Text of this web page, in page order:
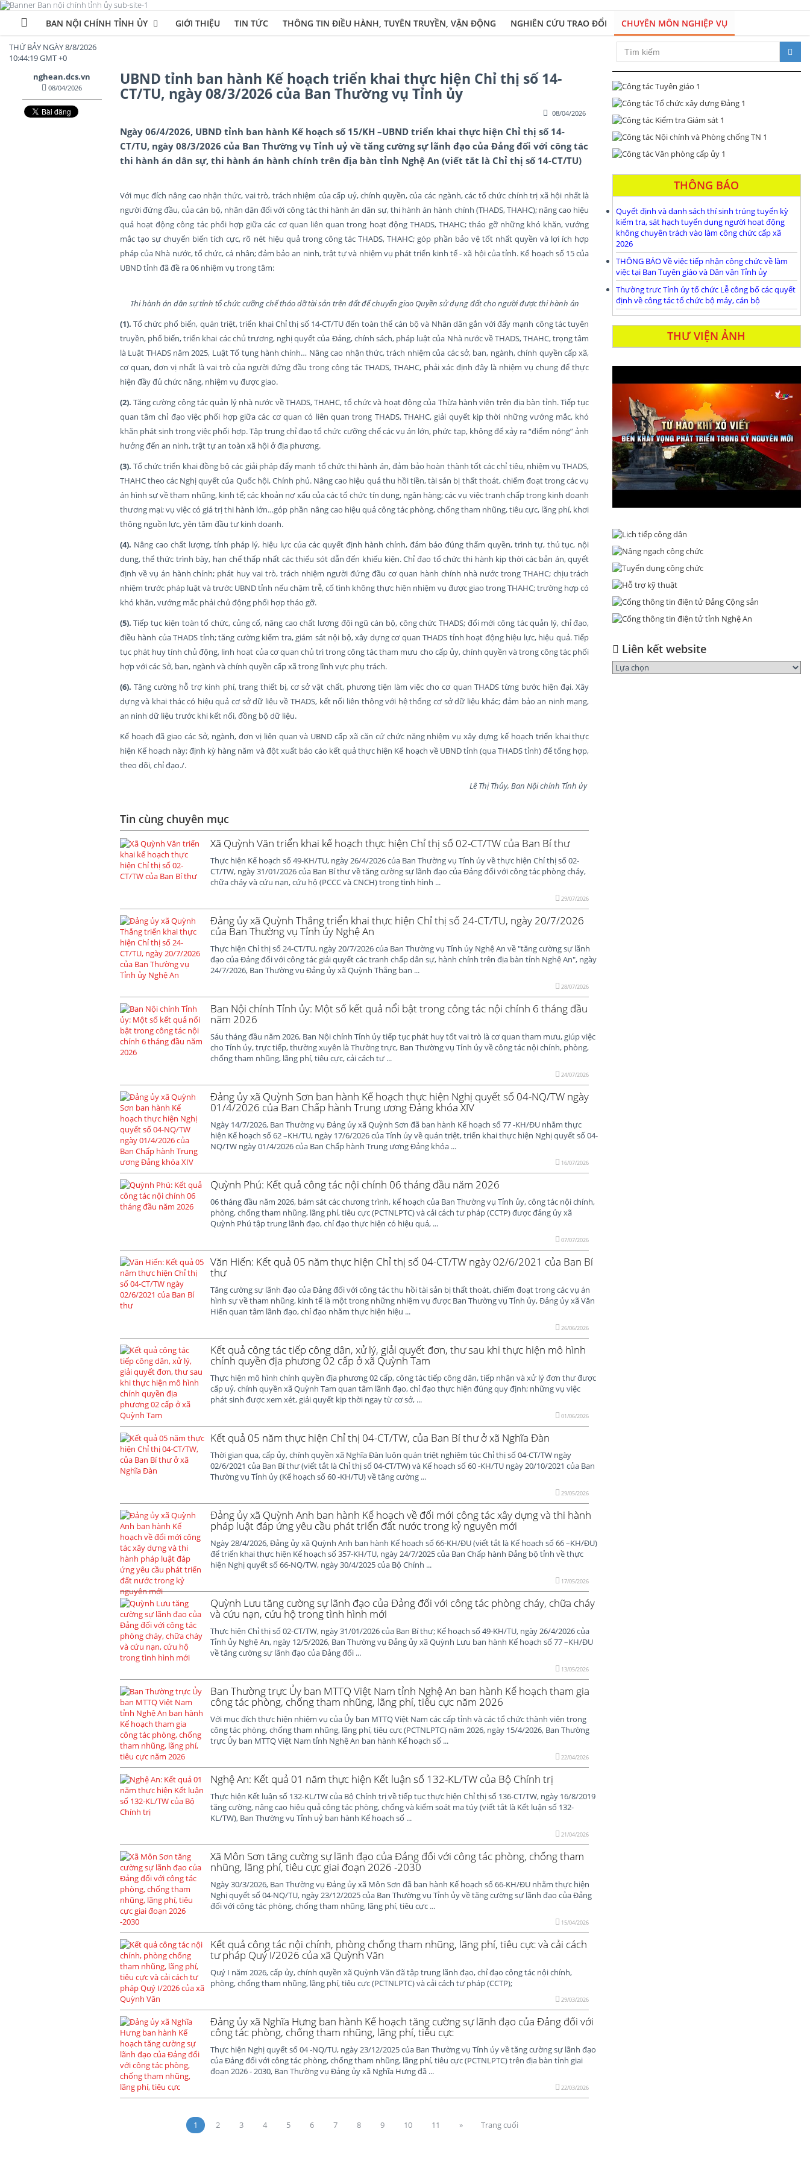
BAN NỘI CHÍNH TỈNH ỦY GIỚI THIỆU TIN TỨC THÔNG TIN ĐIỀU HÀNH, TUYÊN TRUYỀN, VẬN ĐỘNG NGHIÊN CỨU TRAO ĐỔI CHUYÊN MÔN NGHIỆP VỤ
THỨ BẢY NGÀY 8/8/2026
10:44:20 GMT +0
Xây dựng Đảng bộ và hệ
nghean.dcs.vn
08/04/2026 UBND tỉnh ban hành Kế hoạch triển khai thực hiện Chỉ thị số 14-
CT/TU, ngày 08/3/2026 của Ban Thường vụ Tỉnh ủy
08/04/2026
Ngày 06/4/2026, UBND tỉnh ban hành Kế hoạch số 15/KH –UBND triển khai thực hiện Chỉ thị số 14-
CT/TU, ngày 08/3/2026 của Ban Thường vụ Tỉnh uỷ về tăng cường sự lãnh đạo của Đảng đối với công tác
thi hành án dân sự, thi hành án hành chính trên địa bàn tỉnh Nghệ An (viết tắt là Chỉ thị số 14-CT/TU)
Với mục đích nâng cao nhận thức, vai trò, trách nhiệm của cấp uỷ, chính quyền, của các ngành, các tổ chức chính trị xã hội nhất là
người đứng đầu, của cán bộ, nhân dân đối với công tác thi hành án dân sự, thi hành án hành chính (THADS, THAHC); nâng cao hiệu
quả hoạt động công tác phối hợp giữa các cơ quan liên quan trong hoạt động THADS, THAHC; tháo gỡ những khó khăn, vướng
mắc tạo sự chuyển biến tích cực, rõ nét hiệu quả trong công tác THADS, THAHC; góp phần bảo vệ tốt nhất quyền và lợi ích hợp
pháp của Nhà nước, tổ chức, cá nhân; đảm bảo an ninh, trật tự và nhiệm vụ phát triển kinh tế - xã hội của tỉnh. Kế hoạch số 15 của
UBND tỉnh đã đề ra 06 nhiệm vụ trong tâm:
Thi hành án dân sự tỉnh tổ chức cưỡng chế tháo dỡ tài sản trên đất để chuyển giao Quyền sử dụng đất cho người được thi hành án
(1).Tổ chức phổ biến, quán triệt, triển khai Chỉ thị số 14-CT/TU đến toàn thể cán bộ và Nhân dân gắn với đẩy mạnh công tác tuyên
truyền, phổ biến, triển khai các chủ trương, nghị quyết của Đảng, chính sách, pháp luật của Nhà nước về THADS, THAHC, trọng tâm
là Luật THADS năm 2025, Luật Tố tụng hành chính… Nâng cao nhận thức, trách nhiệm của các sở, ban, ngành, chính quyền cấp xã,
cơ quan, đơn vị nhất là vai trò của người đứng đầu trong công tác THADS, THAHC, phải xác định đây là nhiệm vụ chung để thực
hiện đầy đủ chức năng, nhiệm vụ được giao.
(2).Tăng cường công tác quản lý nhà nước về THADS, THAHC, tổ chức và hoạt động của Thừa hành viên trên địa bàn tỉnh. Tiếp tục
quan tâm chỉ đạo việc phối hợp giữa các cơ quan có liên quan trong THADS, THAHC, giải quyết kịp thời những vướng mắc, khó
khăn phát sinh trong việc phối hợp. Tập trung chỉ đạo tổ chức cưỡng chế các vụ án lớn, phức tạp, không để xảy ra “điểm nóng” ảnh
hưởng đến an ninh, trật tự an toàn xã hội ở địa phương.
(3). Tổ chức triển khai đồng bộ các giải pháp đẩy mạnh tổ chức thi hành án, đảm bảo hoàn thành tốt các chỉ tiêu, nhiệm vụ THADS,
THAHC theo các Nghị quyết của Quốc hội, Chính phủ. Nâng cao hiệu quả thu hồi tiền, tài sản bị thất thoát, chiếm đoạt trong các vụ
án hình sự về tham nhũng, kinh tế; các khoản nợ xấu của các tổ chức tín dụng, ngân hàng; các vụ việc tranh chấp trong kinh doanh
thương mại; vụ việc có giá trị thi hành lớn…góp phần nâng cao hiệu quả công tác phòng, chống tham nhũng, tiêu cực, lãng phí, khơi
thông nguồn lực, yên tâm đầu tư kinh doanh.
(4). Nâng cao chất lượng, tính pháp lý, hiệu lực của các quyết định hành chính, đảm bảo đúng thẩm quyền, trình tự, thủ tục, nội
dung, thể thức trình bày, hạn chế thấp nhất các thiếu sót dẫn đến khiếu kiện. Chỉ đạo tổ chức thi hành kịp thời các bản án, quyết
định về vụ án hành chính; phát huy vai trò, trách nhiệm người đứng đầu cơ quan hành chính nhà nước trong THAHC; chịu trách
nhiệm trước pháp luật và trước UBND tỉnh nếu chậm trễ, cố tình không thực hiện nhiệm vụ được giao trong THAHC; trường hợp có
khó khăn, vướng mắc phải chủ động phối hợp tháo gỡ.
(5). Tiếp tục kiện toàn tổ chức, củng cố, nâng cao chất lượng đội ngũ cán bộ, công chức THADS; đổi mới công tác quản lý, chỉ đạo,
điều hành của THADS tỉnh; tăng cường kiểm tra, giám sát nội bộ, xây dựng cơ quan THADS tỉnh hoạt động hiệu lực, hiệu quả. Tiếp
tục phát huy tính chủ động, linh hoạt của cơ quan chủ trì trong công tác tham mưu cho cấp ủy, chính quyền và trong công tác phối
hợp với các Sở, ban, ngành và chính quyền cấp xã trong lĩnh vực phụ trách.
(6). Tăng cường hỗ trợ kinh phí, trang thiết bị, cơ sở vật chất, phương tiện làm việc cho cơ quan THADS từng bước hiện đại. Xây
dựng và khai thác có hiệu quả cơ sở dữ liệu về THADS, kết nối liên thông với hệ thống cơ sở dữ liệu khác; đảm bảo an ninh mạng,
an ninh dữ liệu trước khi kết nối, đồng bộ dữ liệu.
Kế hoạch đã giao các Sở, ngành, đơn vị liên quan và UBND cấp xã căn cứ chức năng nhiệm vụ xây dựng kế hoạch triển khai thực
hiện Kế hoạch này; định kỳ hàng năm và đột xuất báo cáo kết quả thực hiện Kế hoạch về UBND tỉnh (qua THADS tỉnh) để tổng hợp,
theo dõi, chỉ đạo./.
Lê Thị Thủy, Ban Nội chính Tỉnh ủy
Tin cùng chuyên mục
Xã Quỳnh Văn triển khai kế hoạch thực hiện Chỉ thị số 02-CT/TW của Ban Bí thư
Thực hiện Kế hoạch số 49-KH/TU, ngày 26/4/2026 của Ban Thường vụ Tỉnh ủy về thực hiện Chỉ thị số 02-
CT/TW, ngày 31/01/2026 của Ban Bí thư về tăng cường sự lãnh đạo của Đảng đối với công tác phòng cháy,
chữa cháy và cứu nạn, cứu hộ (PCCC và CNCH) trong tình hình ...
29/07/2026
Đảng ủy xã Quỳnh Thắng triển khai thực hiện Chỉ thị số 24-CT/TU, ngày 20/7/2026
của Ban Thường vụ Tỉnh ủy Nghệ An
Thực hiện Chỉ thị số 24-CT/TU, ngày 20/7/2026 của Ban Thường vụ Tỉnh ủy Nghệ An về "tăng cường sự lãnh
đạo của Đảng đối với công tác giải quyết các tranh chấp dân sự, hành chính trên địa bàn tỉnh Nghệ An", ngày
24/7/2026, Ban Thường vụ Đảng ủy xã Quỳnh Thắng ban ...
28/07/2026
Ban Nội chính Tỉnh ủy: Một số kết quả nổi bật trong công tác nội chính 6 tháng đầu
năm 2026
Sáu tháng đầu năm 2026, Ban Nội chính Tỉnh ủy tiếp tục phát huy tốt vai trò là cơ quan tham mưu, giúp việc
cho Tỉnh ủy, trực tiếp, thường xuyên là Thường trực, Ban Thường vụ Tỉnh ủy về công tác nội chính, phòng,
chống tham nhũng, lãng phí, tiêu cực, cải cách tư ...
24/07/2026
Đảng ủy xã Quỳnh Sơn ban hành Kế hoạch thực hiện Nghị quyết số 04-NQ/TW ngày
01/4/2026 của Ban Chấp hành Trung ương Đảng khóa XIV
Ngày 14/7/2026, Ban Thường vụ Đảng ủy xã Quỳnh Sơn đã ban hành Kế hoạch số 77 -KH/ĐU nhằm thực
hiện Kế hoạch số 62 –KH/TU, ngày 17/6/2026 của Tỉnh ủy về quán triệt, triển khai thực hiện Nghị quyết số 04-
NQ/TW ngày 01/4/2026 của Ban Chấp hành Trung ương Đảng khóa ...
16/07/2026
Quỳnh Phú: Kết quả công tác nội chính 06 tháng đầu năm 2026
06 tháng đầu năm 2026, bám sát các chương trình, kế hoạch của Ban Thường vụ Tỉnh ủy, công tác nội chính,
phòng, chống tham nhũng, lãng phí, tiêu cực (PCTNLPTC) và cải cách tư pháp (CCTP) được đảng ủy xã
Quỳnh Phú tập trung lãnh đạo, chỉ đạo thực hiện có hiệu quả, ...
07/07/2026
Văn Hiến: Kết quả 05 năm thực hiện Chỉ thị số 04-CT/TW ngày 02/6/2021 của Ban Bí
thư
Tăng cường sự lãnh đạo của Đảng đối với công tác thu hồi tài sản bị thất thoát, chiếm đoạt trong các vụ án
hình sự về tham nhũng, kinh tế là một trong những nhiệm vụ được Ban Thường vụ Tỉnh ủy, Đảng ủy xã Văn
Hiến quan tâm lãnh đạo, chỉ đạo nhằm thực hiện hiệu ...
26/06/2026
Kết quả công tác tiếp công dân, xử lý, giải quyết đơn, thư sau khi thực hiện mô hình
chính quyền địa phương 02 cấp ở xã Quỳnh Tam
Thực hiện mô hình chính quyền địa phương 02 cấp, công tác tiếp công dân, tiếp nhận và xử lý đơn thư được
cấp uỷ, chính quyền xã Quỳnh Tam quan tâm lãnh đạo, chỉ đạo thực hiện đúng quy định; những vụ việc
phát sinh được xem xét, giải quyết kịp thời ngay từ cơ sở, ...
01/06/2026
Kết quả 05 năm thực hiện Chỉ thị 04-CT/TW, của Ban Bí thư ở xã Nghĩa Đàn
Thời gian qua, cấp ủy, chính quyền xã Nghĩa Đàn luôn quán triệt nghiêm túc Chỉ thị số 04-CT/TW ngày
02/6/2021 của Ban Bí thư (viết tắt là Chỉ thị số 04-CT/TW) và Kế hoạch số 60 -KH/TU ngày 20/10/2021 của Ban
Thường vụ Tỉnh ủy (Kế hoạch số 60 -KH/TU) về tăng cường ...
29/05/2026
Đảng ủy xã Quỳnh Anh ban hành Kế hoạch về đổi mới công tác xây dựng và thi hành
pháp luật đáp ứng yêu cầu phát triển đất nước trong kỷ nguyên mới
Ngày 28/4/2026, Đảng ủy xã Quỳnh Anh ban hành Kế hoạch số 66-KH/ĐU (viết tắt là Kế hoạch số 66 –KH/ĐU)
để triển khai thực hiện Kế hoạch số 357-KH/TU, ngày 24/7/2025 của Ban Chấp hành Đảng bộ tỉnh về thực
hiện Nghị quyết số 66-NQ/TW, ngày 30/4/2025 của Bộ Chính ...
17/05/2026
Quỳnh Lưu tăng cường sự lãnh đạo của Đảng đối với công tác phòng cháy, chữa cháy
và cứu nạn, cứu hộ trong tình hình mới
Thực hiện Chỉ thị số 02-CT/TW, ngày 31/01/2026 của Ban Bí thư; Kế hoạch số 49-KH/TU, ngày 26/4/2026 của
Tỉnh ủy Nghệ An, ngày 12/5/2026, Ban Thường vụ Đảng ủy xã Quỳnh Lưu ban hành Kế hoạch số 77 –KH/ĐU
về tăng cường sự lãnh đạo của Đảng đối ...
13/05/2026
Ban Thường trực Ủy ban MTTQ Việt Nam tỉnh Nghệ An ban hành Kế hoạch tham gia
công tác phòng, chống tham nhũng, lãng phí, tiêu cực năm 2026
Với mục đích thực hiện nhiệm vụ của Ủy ban MTTQ Việt Nam các cấp tỉnh và các tổ chức thành viên trong
công tác phòng, chống tham nhũng, lãng phí, tiêu cực (PCTNLPTC) năm 2026, ngày 15/4/2026, Ban Thường
trực Ủy ban MTTQ Việt Nam tỉnh Nghệ An ban hành Kế hoạch số ...
22/04/2026
Nghệ An: Kết quả 01 năm thực hiện Kết luận số 132-KL/TW của Bộ Chính trị
Thực hiện Kết luận số 132-KL/TW của Bộ Chính trị về tiếp tục thực hiện Chỉ thị số 136-CT/TW, ngày 16/8/2019
tăng cường, nâng cao hiệu quả công tác phòng, chống và kiểm soát ma túy (viết tắt là Kết luận số 132-
KL/TW), Ban Thường vụ Tỉnh uỷ ban hành Kế hoạch số ...
21/04/2026
Xã Môn Sơn tăng cường sự lãnh đạo của Đảng đối với công tác phòng, chống tham
nhũng, lãng phí, tiêu cực giai đoạn 2026 -2030
Ngày 30/3/2026, Ban Thường vụ Đảng ủy xã Môn Sơn đã ban hành Kế hoạch số 66-KH/ĐU nhằm thực hiện
Nghị quyết số 04-NQ/TU, ngày 23/12/2025 của Ban Thường vụ Tỉnh ủy về tăng cường sự lãnh đạo của Đảng
đối với công tác phòng, chống tham nhũng, lãng phí, tiêu cực ...
15/04/2026
Kết quả công tác nội chính, phòng chống tham nhũng, lãng phí, tiêu cực và cải cách
tư pháp Quý I/2026 của xã Quỳnh Văn
Quý I năm 2026, cấp ủy, chính quyền xã Quỳnh Văn đã tập trung lãnh đạo, chỉ đạo công tác nội chính,
phòng, chống tham nhũng, lãng phí, tiêu cực (PCTNLPTC) và cải cách tư pháp (CCTP);
29/03/2026
Đảng ủy xã Nghĩa Hưng ban hành Kế hoạch tăng cường sự lãnh đạo của Đảng đối với
công tác phòng, chống tham nhũng, lãng phí, tiêu cực
Thực hiện Nghị quyết số 04 -NQ/TU, ngày 23/12/2025 của Ban Thường vụ Tỉnh ủy về tăng cường sự lãnh đạo
của Đảng đối với công tác phòng, chống tham nhũng, lãng phí, tiêu cực (PCTNLPTC) trên địa bàn tỉnh giai
đoạn 2026 - 2030, Ban Thường vụ Đảng ủy xã Nghĩa Hưng đã ...
22/03/2026
1 2 3 4 5 6 7 8 9 10 11 » Trang cuối
THÔNG BÁO
Quyết định và danh sách thí sinh trúng tuyển kỳ
kiểm tra, sát hạch tuyển dụng người hoạt động
không chuyên trách vào làm công chức cấp xã
2026
THÔNG BÁO Về việc tiếp nhận công chức về làm
việc tại Ban Tuyên giáo và Dân vận Tỉnh ủy
Thường trưc Tỉnh ủy tổ chức Lễ công bố các quyết
định về công tác tổ chức bộ máy, cán bộ
THƯ VIỆN ẢNH
Liên kết website